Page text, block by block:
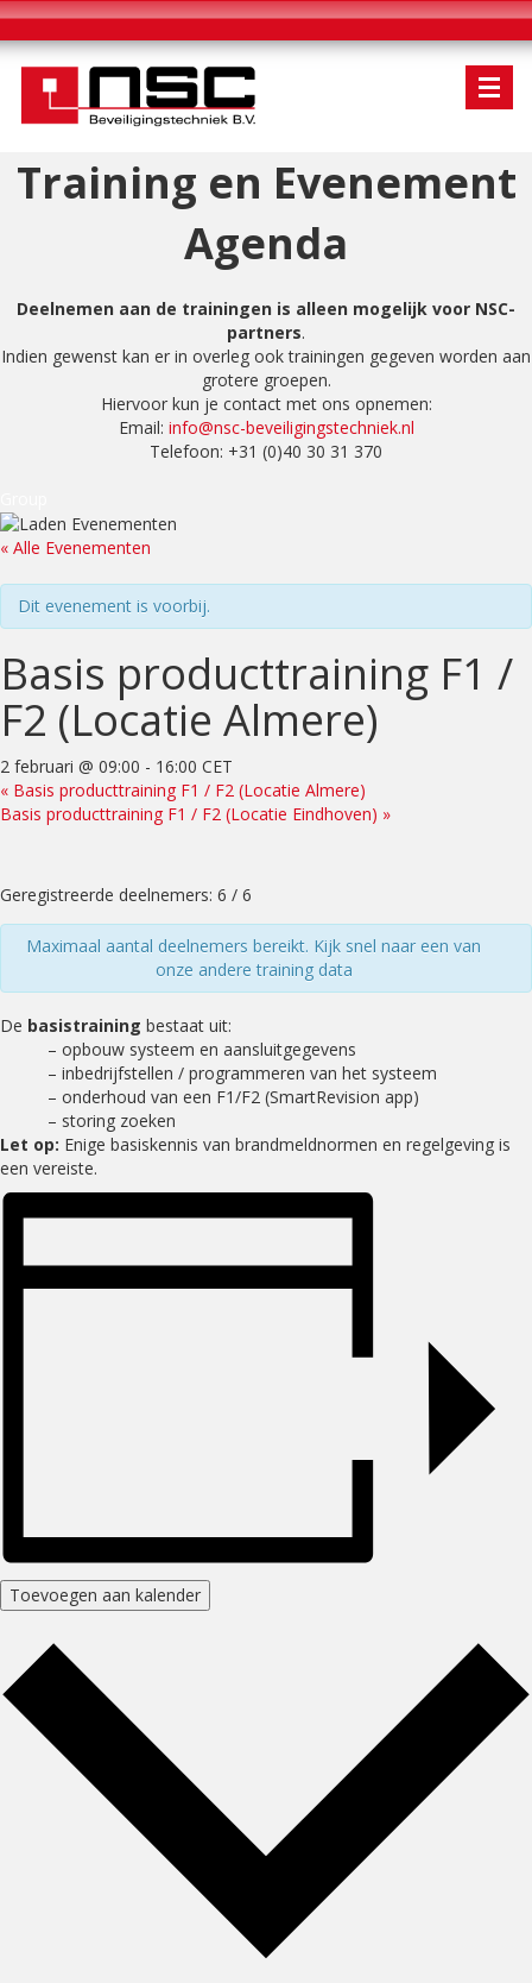
Training en Evenement
Agenda
Deelnemen aan de trainingen is alleen mogelijk voor NSC-
partners.
Indien gewenst kan er in overleg ook trainingen gegeven worden aan
grotere groepen.
Hiervoor kun je contact met ons opnemen:
Email: info@nsc-beveiligingstechniek.nl
Telefoon: +31 (0)40 30 31 370
« Alle Evenementen
Dit evenement is voorbij.
Basis producttraining F1 /
F2 (Locatie Almere)
2 februari @ 09:00 - 16:00 CET
« Basis producttraining F1 / F2 (Locatie Almere)
Basis producttraining F1 / F2 (Locatie Eindhoven) »
Geregistreerde deelnemers: 6 / 6
Maximaal aantal deelnemers bereikt. Kijk snel naar een van
onze andere training data
De basistraining bestaat uit:
– opbouw systeem en aansluitgegevens
– inbedrijfstellen / programmeren van het systeem
– onderhoud van een F1/F2 (SmartRevision app)
– storing zoeken
Let op: Enige basiskennis van brandmeldnormen en regelgeving is
een vereiste.
Toevoegen aan kalender